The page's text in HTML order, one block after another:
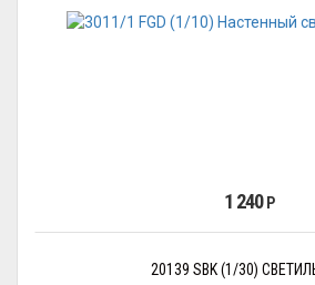
1 240 Р
20139 SBK (1/30)